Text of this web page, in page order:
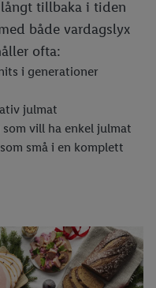
tillbaka i tiden
både vardagslyx
ofta:
i generationer
julmat
vill ha enkel julmat
små i en komplett